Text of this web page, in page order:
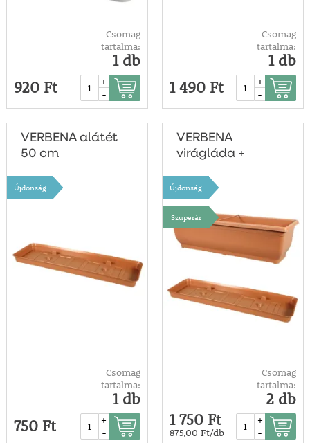
Csomag
tartalma:
1 db
920 Ft
+
-
Csomag
tartalma:
1 db
1 490 Ft
+
-
VERBENA alátét
50 cm
Újdonság
Csomag
tartalma:
1 db
750 Ft
+
-
VERBENA
virágláda +
Újdonság
Szuperár
Csomag
tartalma:
2 db
1 750 Ft
875,00 Ft/db
+
-